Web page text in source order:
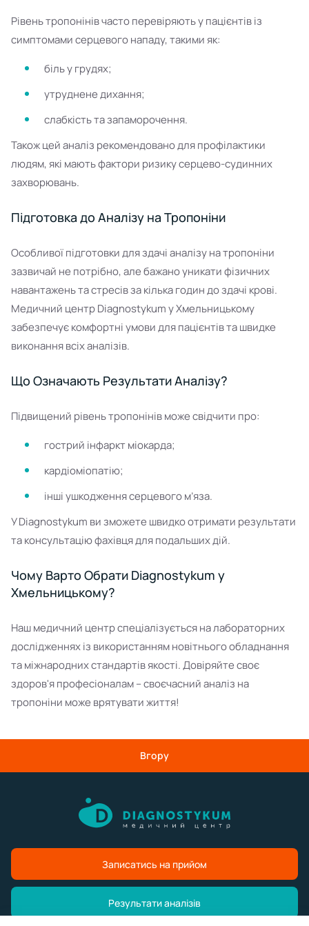
Рівень тропонінів часто перевіряють у пацієнтів із
симптомами серцевого нападу, такими як:
біль у грудях;
утруднене дихання;
слабкість та запаморочення.
Також цей аналіз рекомендовано для профілактики
людям, які мають фактори ризику серцево-судинних
захворювань.
Підготовка до Аналізу на Тропоніни
Особливої підготовки для здачі аналізу на тропоніни
зазвичай не потрібно, але бажано уникати фізичних
навантажень та стресів за кілька годин до здачі крові.
Медичний центр Diagnostykum у Хмельницькому
забезпечує комфортні умови для пацієнтів та швидке
виконання всіх аналізів.
Що Означають Результати Аналізу?
Підвищений рівень тропонінів може свідчити про:
гострий інфаркт міокарда;
кардіоміопатію;
інші ушкодження серцевого м’яза.
У Diagnostykum ви зможете швидко отримати результати
та консультацію фахівця для подальших дій.
Чому Варто Обрати Diagnostykum у
Хмельницькому?
Наш медичний центр спеціалізується на лабораторних
дослідженнях із використанням новітнього обладнання
та міжнародних стандартів якості. Довіряйте своє
здоров'я професіоналам – своєчасний аналіз на
тропоніни може врятувати життя!
Вгору
Записатись на прийом
Результати аналізів